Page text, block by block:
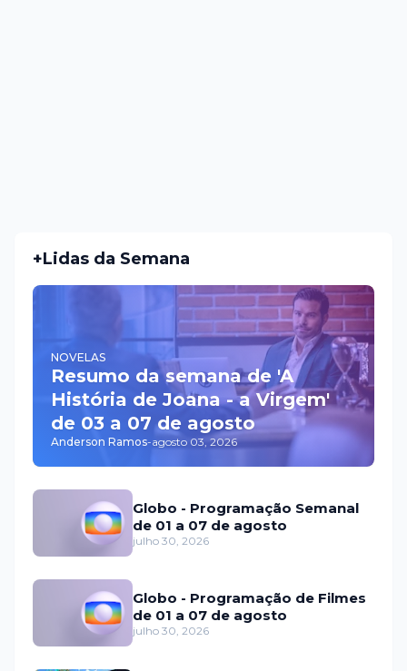
+Lidas da Semana
NOVELAS
Resumo da semana de 'A
História de Joana - a Virgem'
de 03 a 07 de agosto
Anderson Ramos-agosto 03, 2026
Globo - Programação Semanal
de 01 a 07 de agosto
julho 30, 2026
Globo - Programação de Filmes
de 01 a 07 de agosto
julho 30, 2026